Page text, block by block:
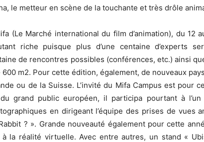
le metteur en scène de la touchante et très drôle
(Le Marché international du film d’animation), du 12
riche puisque plus d’une centaine d’experts
de rencontres possibles (conférences, etc.) ainsi
600 m2. Pour cette édition, également, de nouveaux
ou de la Suisse. L’invité du Mifa Campus est pour
grand public européen, il participa pourtant à
en dirigeant l’équipe des prises de vues
? ». Grande nouveauté également pour cette
à la réalité virtuelle. Avec entre autres, un stand «